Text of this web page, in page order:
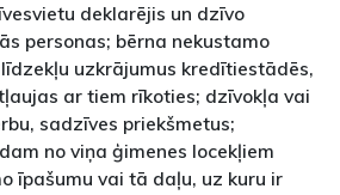
deklarējis un dzīvo
personas; bērna nekustamo
uzkrājumus kredītiestādēs,
ar tiem rīkoties; dzīvokļa vai
sadzīves priekšmetus;
no viņa ģimenes locekļiem
īpašumu vai tā daļu, uz kuru ir